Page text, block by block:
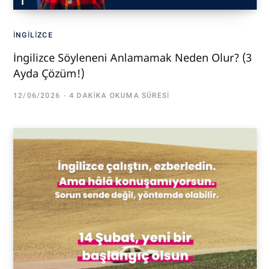
İNGILIZCE
İngilizce Söyleneni Anlamamak Neden Olur? (3
Ayda Çözüm!)
12/06/2026 4 DAKIKA OKUMA SÜRESI